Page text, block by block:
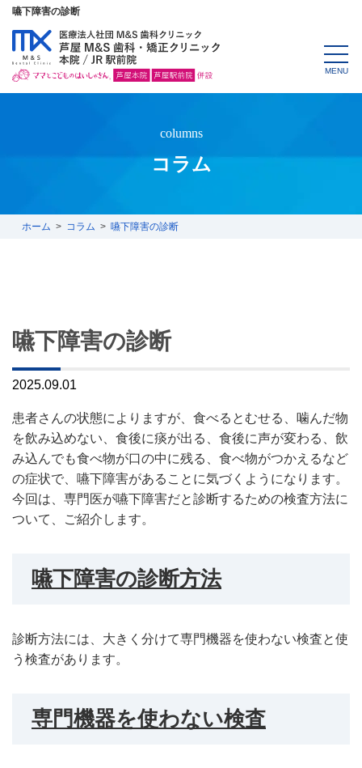
嚥下障害の診断
MENU
columns
コラム
ホーム コラム 嚥下障害の診断
嚥下障害の診断
2025.09.01
患者さんの状態によりますが、食べるとむせる、噛んだ物
を飲み込めない、食後に痰が出る、食後に声が変わる、飲
み込んでも食べ物が口の中に残る、食べ物がつかえるなど
の症状で、嚥下障害があることに気づくようになります。
今回は、専門医が嚥下障害だと診断するための検査方法に
ついて、ご紹介します。
嚥下障害の診断方法
診断方法には、大きく分けて専門機器を使わない検査と使
う検査があります。
専門機器を使わない検査